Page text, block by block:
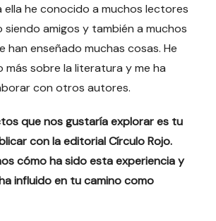
ella he conocido a muchos lectores
siendo amigos y también a muchos
han enseñado muchas cosas. He
más sobre la literatura y me ha
con otros autores.
que nos gustaría explorar es tu
con la editorial Círculo Rojo.
cómo ha sido esta experiencia y
influido en tu camino como